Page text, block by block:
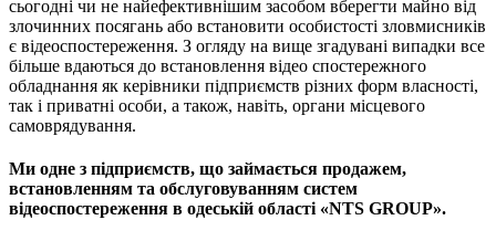
сьогодні чи не найефективнішим засобом вберегти майно від
злочинних посягань або встановити особистості зловмисників
є відеоспостереження. З огляду на вище згадувані випадки все
більше вдаються до встановлення відео спостережного
обладнання як керівники підприємств різних форм власності,
так і приватні особи, а також, навіть, органи місцевого
самоврядування.
Ми одне з підприємств, що займається продажем,
встановленням та обслуговуванням систем
відеоспостереження в одеській області «NTS GROUP».